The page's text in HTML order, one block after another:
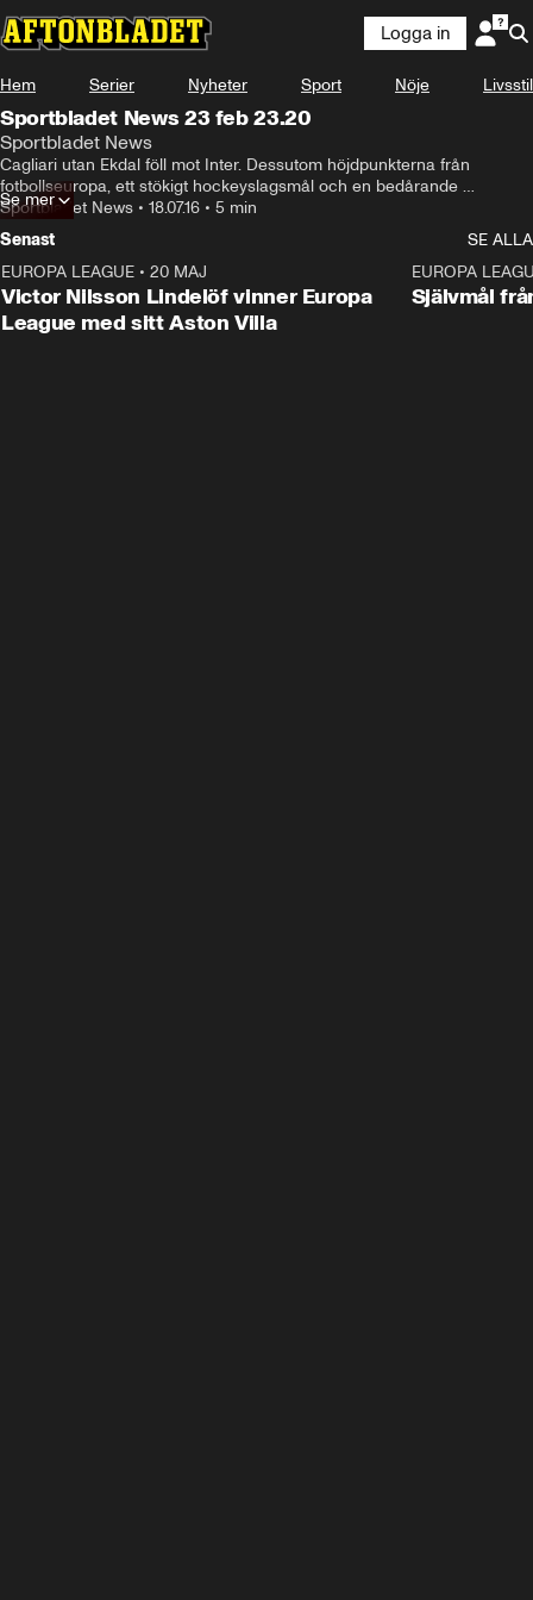
Logga in
Hem Serier Nyheter Sport Nöje Livsstil
Sportbladet News 23 feb 23.20
Sportbladet News
Cagliari utan Ekdal föll mot Inter. Dessutom höjdpunkterna från
fotbollseuropa, ett stökigt hockeyslagsmål och en bedårande
taekwondo tjej.
Sportbladet News • 18.07.16 • 5 min
Se mer
Senast
SE ALLA
EUROPA LEAGUE • 20 MAJ
Victor Nilsson Lindelöf vinner Europa
League med sitt Aston Villa
EUROPA
Självmål